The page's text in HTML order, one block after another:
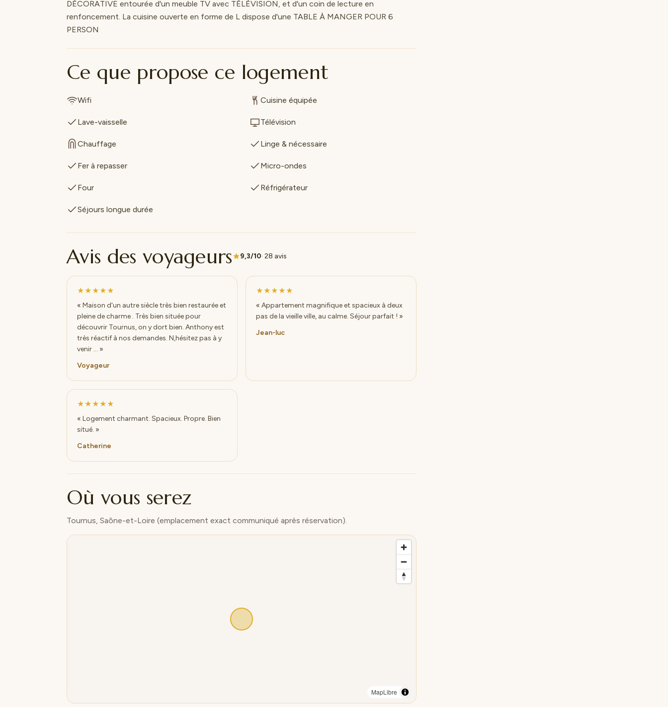
DÉCORATIVE entourée d'un meuble TV avec TÉLÉVISION, et d'un coin de lecture en
renfoncement. La cuisine ouverte en forme de L dispose d'une TABLE À MANGER POUR 6
PERSON
Ce que propose ce logement
Wifi Cuisine équipée
Lave-vaisselle Télévision
Chauffage Linge & nécessaire
Fer à repasser Micro-ondes
Four Réfrigérateur
Séjours longue durée
Avis des voyageurs 9,3/10· 28 avis
★★★★★
« Maison d'un autre siècle très bien restaurée et
pleine de charme . Très bien située pour
découvrir Tournus, on y dort bien. Anthony est
très réactif à nos demandes. N,hésitez pas à y
venir ... »
Voyageur
★★★★★
« Appartement magnifique et spacieux à deux
pas de la vieille ville, au calme. Séjour parfait ! »
Jean-luc
★★★★★
« Logement charmant. Spacieux. Propre. Bien
situé. »
Catherine
Où vous serez
Tournus, Saône-et-Loire (emplacement exact communiqué après réservation).
OpenStreetMap